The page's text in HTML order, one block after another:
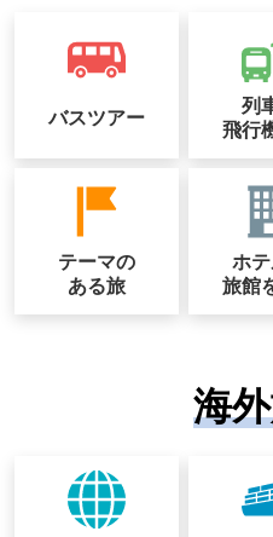
バスツアー
列
飛行
テーマの
ある旅
ホテ
旅館
海